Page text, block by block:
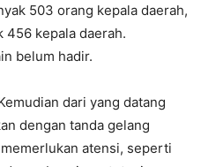
503 orang kepala daerah,
456 kepala daerah.
belum hadir.
dari yang datang
dengan tanda gelang
atensi, seperti